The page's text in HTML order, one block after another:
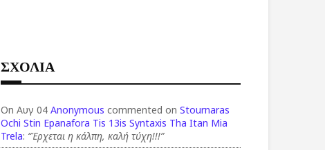
ΣΧΟΛΙΑ
On Αυγ 04Anonymous commented onStournaras
Ochi Stin Epanafora Tis 13is Syntaxis Tha Itan Mia
Trela: “Έρχεται η κάλπη, καλή τύχη!!!”